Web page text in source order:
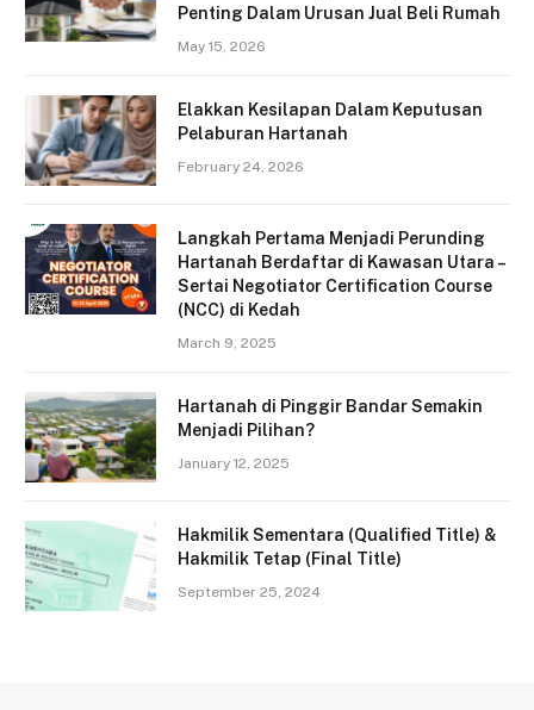
Penting Dalam Urusan Jual Beli Rumah
May 15, 2026
Elakkan Kesilapan Dalam Keputusan
Pelaburan Hartanah
February 24, 2026
Langkah Pertama Menjadi Perunding
Hartanah Berdaftar di Kawasan Utara –
Sertai Negotiator Certification Course
(NCC) di Kedah
March 9, 2025
Hartanah di Pinggir Bandar Semakin
Menjadi Pilihan?
January 12, 2025
Hakmilik Sementara (Qualified Title) &
Hakmilik Tetap (Final Title)
September 25, 2024